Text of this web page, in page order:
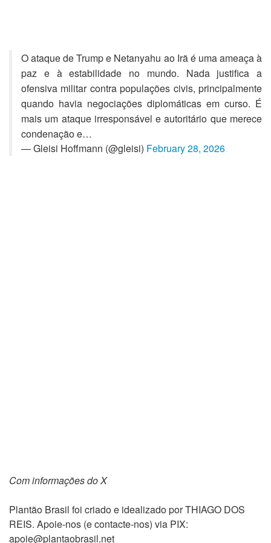
O ataque de Trump e Netanyahu ao Irã é uma ameaça à
paz e à estabilidade no mundo. Nada justifica a
ofensiva militar contra populações civis, principalmente
quando havia negociações diplomáticas em curso. É
mais um ataque irresponsável e autoritário que merece
condenação e…
— Gleisi Hoffmann (@gleisi) February 28, 2026
Com informações do X
Plantão Brasil foi criado e idealizado por THIAGO DOS
REIS. Apoie-nos (e contacte-nos) via PIX:
apoie@plantaobrasil.net